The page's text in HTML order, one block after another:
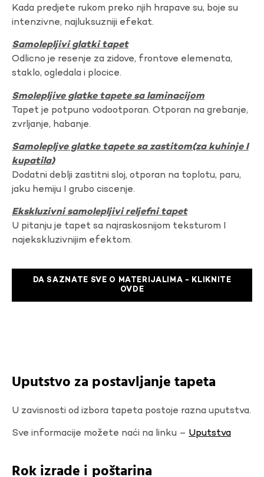
Kada predjete rukom preko njih hrapave su, boje su
intenzivne, najluksuzniji efekat.
Samolepljivi glatki tapet
Odlicno je resenje za zidove, frontove elemenata,
staklo, ogledala i plocice.
Smolepljive glatke tapete sa laminacijom
Tapet je potpuno vodootporan. Otporan na grebanje,
zvrljanje, habanje.
Samolepljve glatke tapete sa zastitom(za kuhinje I
kupatila)
Dodatni deblji zastitni sloj, otporan na toplotu, paru,
jaku hemiju I grubo ciscenje.
Ekskluzivni samolepljivi reljefni tapet
U pitanju je tapet sa najraskosnijom teksturom I
najekskluzivnijim efektom.
DA SAZNATE SVE O MATERIJALIMA - KLIKNITE
OVDE
Uputstvo za postavljanje tapeta
U zavisnosti od izbora tapeta postoje razna uputstva.
Sve informacije možete naći na linku – Uputstva
Rok izrade i poštarina